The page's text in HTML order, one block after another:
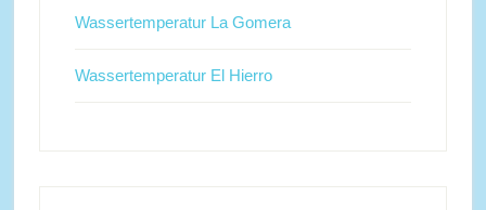
Wassertemperatur La Gomera
Wassertemperatur El Hierro